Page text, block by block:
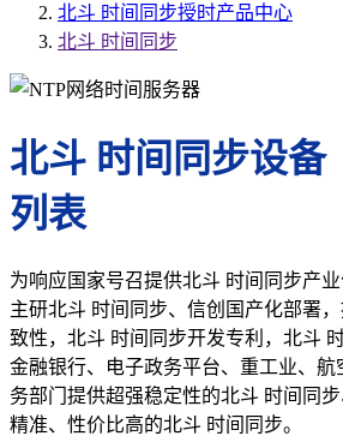
北斗 时间同步授时产品中心
北斗 时间同步
北斗 时间同步设
列表
为响应国家号召提供北斗 时间同步产
主研北斗 时间同步、信创国产化部署
致性，北斗 时间同步开发专利，北斗
金融银行、电子政务平台、重工业、
务部门提供超强稳定性的北斗 时间同
精准、性价比高的北斗 时间同步。